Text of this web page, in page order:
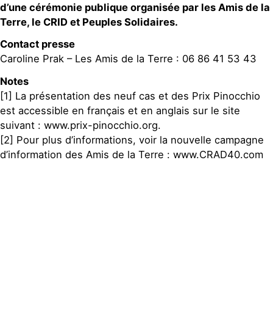
d’une cérémonie publique organisée par les Amis de la
Terre, le CRID et Peuples Solidaires.
Contact presse
Caroline Prak – Les Amis de la Terre : 06 86 41 53 43
Notes
[1] La présentation des neuf cas et des Prix Pinocchio
est accessible en français et en anglais sur le site
suivant : www.prix-pinocchio.org.
[2] Pour plus d’informations, voir la nouvelle campagne
d’information des Amis de la Terre : www.CRAD40.com